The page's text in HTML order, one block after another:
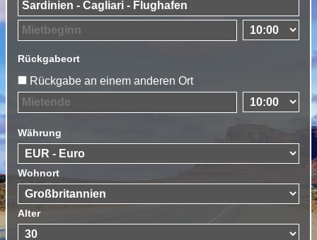
Rückgabeort
Rückgabe an einem anderen Ort
Währung
Wohnort
Alter